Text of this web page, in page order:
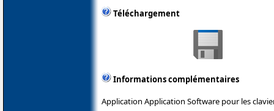
Téléchargement
Informations complémentaires
Application Application Software pour les